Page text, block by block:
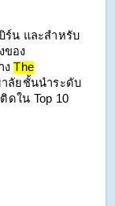
ร์น และสำหรับ
ของ
งThe
ลัยชั้นนำระดับ
ดใน Top 10